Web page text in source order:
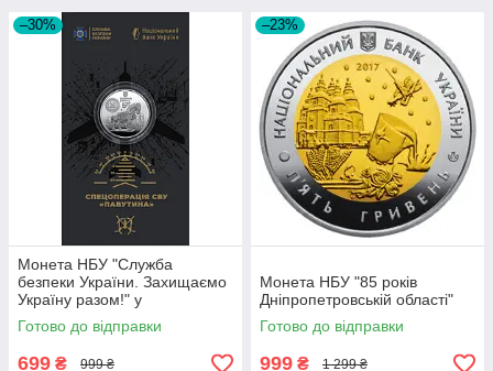
–30%
Монета НБУ "Служба
безпеки України. Захищаємо
Україну разом!" у
сувенірному пакованні
Готово до відправки
699 ₴ 999 ₴
–23%
Монета НБУ "85 років
Дніпропетровській області"
Готово до відправки
999 ₴ 1 299 ₴